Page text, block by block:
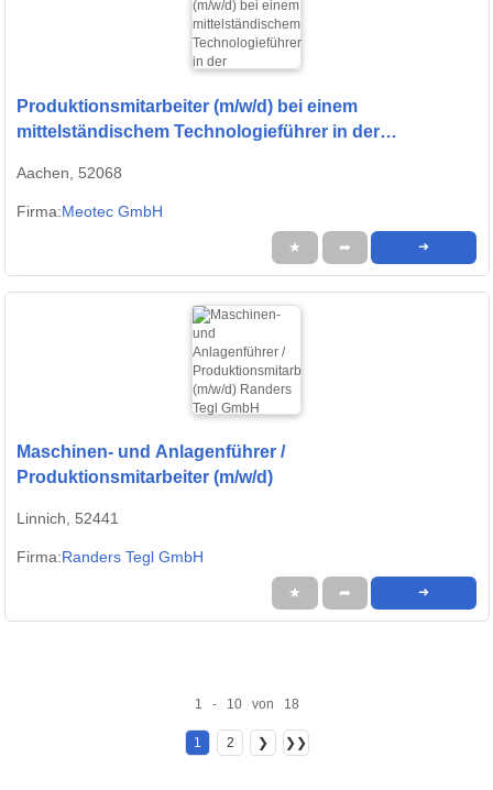
Produktionsmitarbeiter (m/w/d) bei einem
mittelständischem Technologieführer in der
Aachen, 52068
Firma:Meotec GmbH
★ ➦ ➜
Maschinen- und Anlagenführer /
Produktionsmitarbeiter (m/w/d)
Linnich, 52441
Firma:Randers Tegl GmbH
★ ➦ ➜
1 - 10 von 18
1 2 ❯ ❯❯